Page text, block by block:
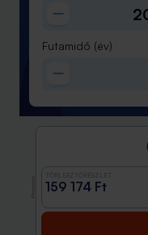
Futamidő (év)
159 174 Ft